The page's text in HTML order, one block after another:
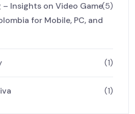
– Insights on Video Game
for Mobile, PC, and
(5)
(1)
(1)